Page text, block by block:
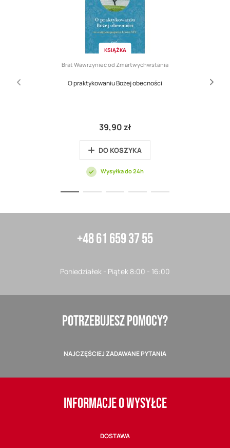
KSIĄŻKA
Brat Wawrzyniec od Zmartwychwstania
O praktykowaniu Bożej obecności
39,90 zł
DO KOSZYKA
Wysyłka do 24h
+48 61 659 37 55
Poniedziałek - Piątek 8:00 - 16:00
POTRZEBUJESZ POMOCY?
NAJCZĘŚCIEJ ZADAWANE PYTANIA
INFORMACJE O WYSYŁCE
DOSTAWA